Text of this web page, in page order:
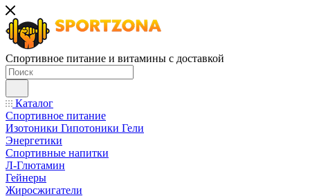
Спортивное питание и витамины с доставкой
Каталог
Спортивное питание
Изотоники Гипотоники Гели
Энергетики
Спортивные напитки
Л-Глютамин
Гейнеры
Жиросжигатели